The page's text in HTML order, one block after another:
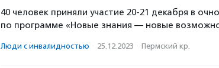
40 человек приняли участие 20-21 декабря в
по программе «Новые знания — новые
Люди с инвалидностью · 25.12.2023 · Пермский кр.